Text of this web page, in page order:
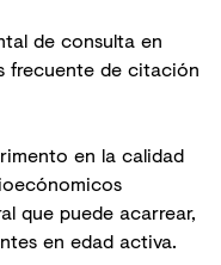
de consulta en
frecuente de citación
en la calidad
que puede acarrear,
en edad activa.